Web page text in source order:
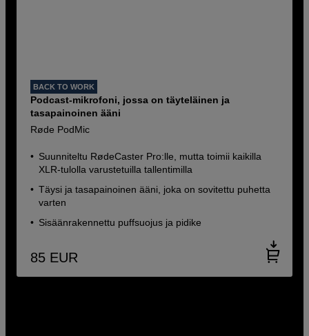
BACK TO WORK
Podcast-mikrofoni, jossa on täyteläinen ja
tasapainoinen ääni
Røde PodMic
Suunniteltu RødeCaster Pro:lle, mutta toimii kaikilla
XLR-tulolla varustetuilla tallentimilla
Täysi ja tasapainoinen ääni, joka on sovitettu puhetta
varten
Sisäänrakennettu puffsuojus ja pidike
85 EUR